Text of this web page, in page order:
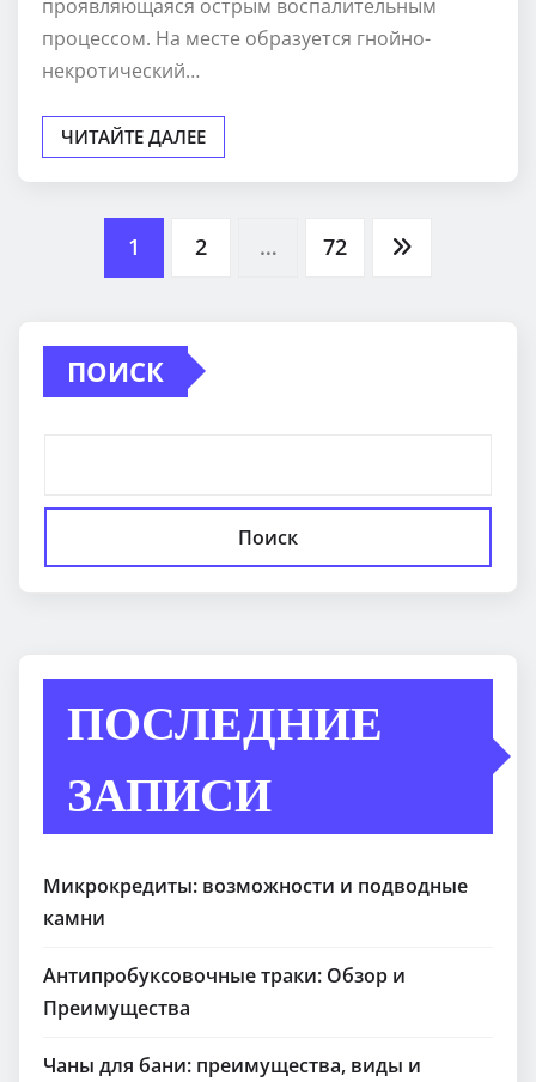
проявляющаяся острым воспалительным
процессом. На месте образуется гнойно-
некротический…
ЧИТАЙТЕ ДАЛЕЕ
Пагинация
1 2 … 72
ПОИСК
Поиск
ПОСЛЕДНИЕ
ЗАПИСИ
Микрокредиты: возможности и подводные
камни
Антипробуксовочные траки: Обзор и
Преимущества
Чаны для бани: преимущества, виды и